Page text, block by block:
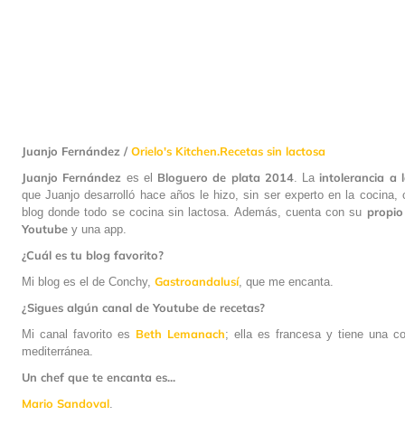
Juanjo Fernández / Orielo's Kitchen.Recetas sin lactosa
Juanjo Fernández es el Bloguero de plata 2014. Laintolerancia a
que Juanjo desarrolló hace años le hizo, sin ser experto en la cocina,
blog donde todo se cocina sin lactosa. Además, cuenta con su
Youtube y una app.
¿Cuál es tu blog favorito?
Mi blog es el de Conchy, Gastroandalusí, que me encanta.
¿Sigues algún canal de Youtube de recetas?
Mi canal favorito es Beth Lemanach; ella es francesa y tiene una
mediterránea.
Un chef que te encanta es...
Mario Sandoval